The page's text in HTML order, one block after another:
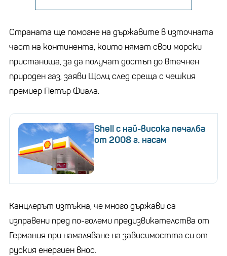
Страната ще помогне на държавите в източната
част на континента, които нямат свои морски
пристанища, за да получат достъп до втечнен
природен газ, заяви Щолц след среща с чешкия
премиер Петър Фиала.
Shell с най-висока печалба
от 2008 г. насам
Канцлерът изтъкна, че много държави са
изправени пред по-големи предизвикателства от
Германия при намаляване на зависимостта си от
руския енергиен внос.